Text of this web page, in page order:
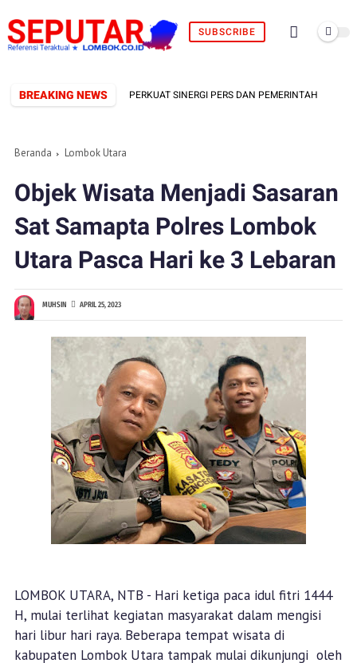
SUBSCRIBE
BREAKING NEWS
TERBENTUK, SIAP PERKUAT SINERGI PERS DAN PEMERINTAH
Beranda Lombok Utara
Objek Wisata Menjadi Sasaran
Sat Samapta Polres Lombok
Utara Pasca Hari ke 3 Lebaran
MUHSIN APRIL 25, 2023
LOMBOK UTARA, NTB - Hari ketiga paca idul fitri 1444
H, mulai terlihat kegiatan masyarakat dalam mengisi
hari libur hari raya. Beberapa tempat wisata di
kabupaten Lombok Utara tampak mulai dikunjungi oleh